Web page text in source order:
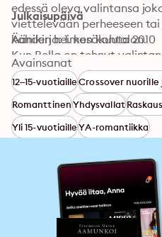
edessä oleva valintansa
viettelevään perheeseen
kahden heimon kohtalon.
Kun Bella on tehnyt
tapahtumien vyöry, joka
seurauksiin. Juuri kun
kutoutumassa yhteen kuin
uhkaavatkin tuhoutua
ajoiksi.
saaga: 1. Houkutus, 2.
Julkaisupäivä
Äänikirja: 1. kesäkuuta 2010
Avainsanat
12–15-vuotiailleCrossover nuorille
RomanttinenYhdysvallat
Yli 15-vuotiailleYA-romantiikka